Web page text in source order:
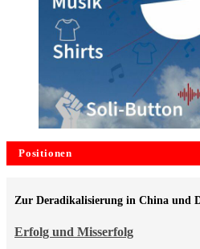
Positionen
Erfolg und Misserfolg
Zur Deradikalisierung in China und